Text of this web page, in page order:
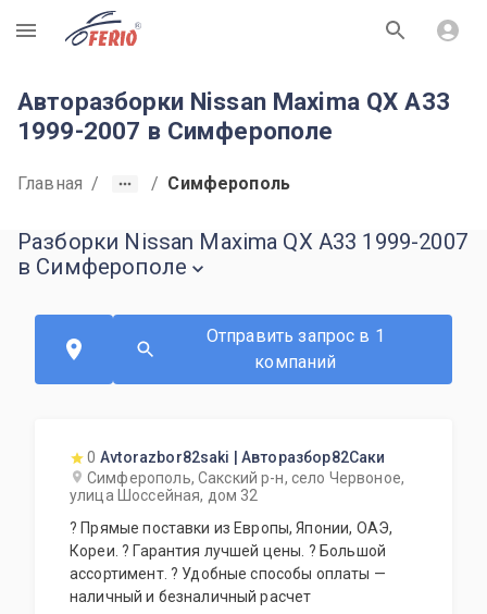
R
Авторазборки Nissan Maxima QX A33
1999-2007 в Симферополе
Главная / / Симферополь
Разборки Nissan Maxima QX A33 1999-2007
в Симферополе
Отправить запрос в 1
компаний
0 Avtorazbor82saki | Авторазбор82Саки
Симферополь, Сакский р-н, село Червоное,
улица Шоссейная, дом 32
? Прямые поставки из Европы, Японии, ОАЭ,
Кореи. ? Гарантия лучшей цены. ? Большой
ассортимент. ? Удобные способы оплаты —
наличный и безналичный расчет